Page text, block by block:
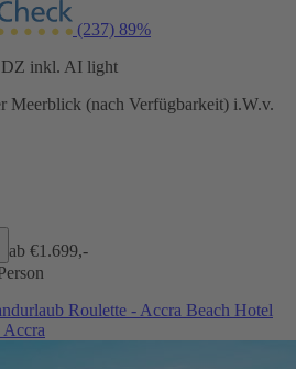
(237) 89%
DZ inkl. AI light
Meerblick (nach Verfügbarkeit) i.W.v.
ab €1.699,-
Roulette - Accra Beach Hotel